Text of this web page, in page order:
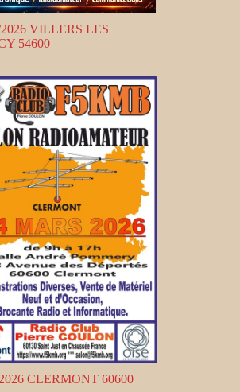
VILLERS LES
54600
CLERMONT 60600